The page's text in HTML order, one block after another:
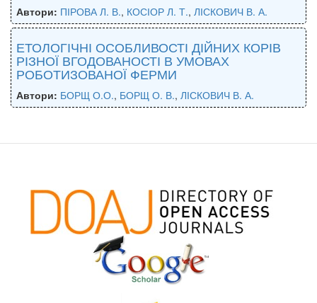
Автори: ПІРОВА Л. В., КОСІОР Л. Т., ЛІСКОВИЧ В. А.
ЕТОЛОГІЧНІ ОСОБЛИВОСТІ ДІЙНИХ КОРІВ
РІЗНОЇ ВГОДОВАНОСТІ В УМОВАХ
РОБОТИЗОВАНОЇ ФЕРМИ
Автори: БОРЩ О.О., БОРЩ О. В., ЛІСКОВИЧ В. А.